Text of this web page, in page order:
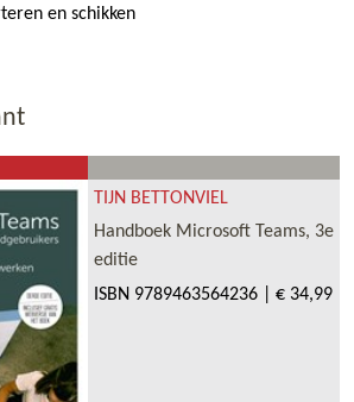
en schikken
TIJN BETTONVIEL
Handboek Microsoft Teams, 3e
editie
ISBN 9789463564236 € 34,99